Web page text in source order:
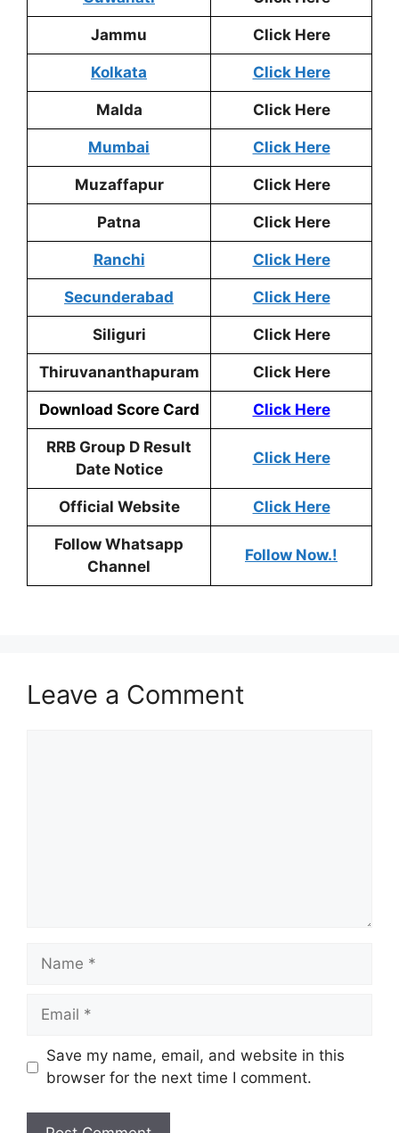
Jammu Click Here
Kolkata Click Here
Malda Click Here
Mumbai Click Here
Muzaffapur Click Here
Patna Click Here
Ranchi Click Here
Secunderabad Click Here
Siliguri Click Here
Thiruvananthapuram Click Here
Download Score Card Click Here
RRB Group D Result
Date Notice
Click Here
Official Website Click Here
Follow Whatsapp
Channel
Follow Now.!
Leave a Comment
Name
Email
Website
Save my name, email, and website in this
browser for the next time I comment.